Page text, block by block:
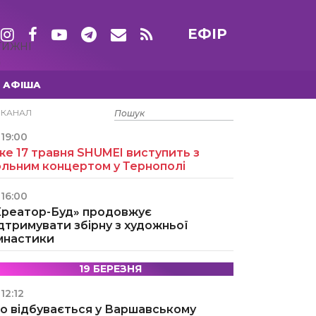
ЕФІР
АФІША
15 ТРАВНЯ
19:00
17 травня SHUMEI виступить з
концертом у Тернополі
16:00
Буд» продовжує
збірну з художньої
19 БЕРЕЗНЯ
12:12
відбувається у Варшавському